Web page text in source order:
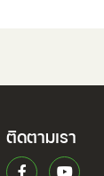
ติดตามเรา